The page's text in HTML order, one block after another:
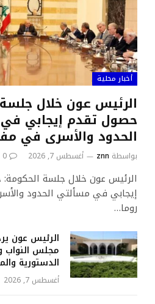
أخبار محلية
الرئيس عون خلال
حصول تقدم إيجابي
الحدود والأسرى في
بواسطة znn أغسطس 7, 2026 0
الرئيس عون خلال جلسة
إيجابي في مسألتي الحدود
روما…
مجلس النواب
الدستورية
أغسطس 7, 2026